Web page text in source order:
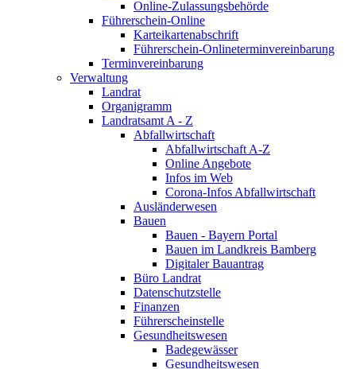
Online-Zulassungsbehörde
Führerschein-Online
Karteikartenabschrift
Führerschein-Onlineterminvereinbarung
Terminvereinbarung
Verwaltung
Landrat
Organigramm
Landratsamt A - Z
Abfallwirtschaft
Abfallwirtschaft A-Z
Online Angebote
Infos im Web
Corona-Infos Abfallwirtschaft
Ausländerwesen
Bauen
Bauen - Bayern Portal
Bauen im Landkreis Bamberg
Digitaler Bauantrag
Büro Landrat
Datenschutzstelle
Finanzen
Führerscheinstelle
Gesundheitswesen
Badegewässer
Gesundheitswesen